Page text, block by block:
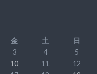
金 土
日
3 4
5
10 11
12